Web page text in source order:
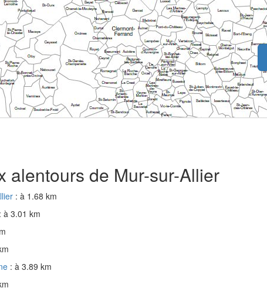
alentours de Mur-sur-Allier
: à 1.68 km
: à 3.01 km
: à 3.89 km